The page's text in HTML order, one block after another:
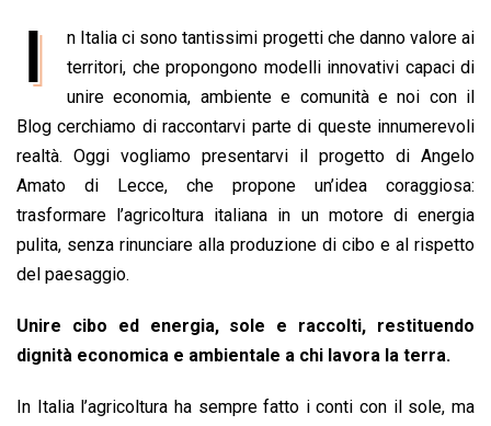
o
o
k
a
t
s
A
p
p
n
k
e
d
I
n
r
e
a
d
s
a
i
l
p
y
L
i
n
k
i
n
t
I
n Italia ci sono tantissimi progetti che danno valore ai
territori, che propongono modelli innovativi capaci di
unire economia, ambiente e comunità e noi con il
Blog cerchiamo di raccontarvi parte di queste innumerevoli
realtà. Oggi vogliamo presentarvi il progetto di Angelo
Amato di Lecce, che propone un’idea coraggiosa:
trasformare l’agricoltura italiana in un motore di energia
pulita, senza rinunciare alla produzione di cibo e al rispetto
del paesaggio.
Unire cibo ed energia, sole e raccolti, restituendo
dignità economica e ambientale a chi lavora la terra.
In Italia l’agricoltura ha sempre fatto i conti con il sole, ma